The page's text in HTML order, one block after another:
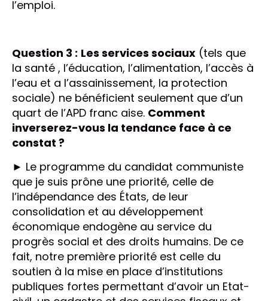
l’emploi.
Question 3 : Les services sociaux (tels que
la santé , l’éducation, l’alimentation, l’accès à
l’eau et a l’assainissement, la protection
sociale) ne bénéficient seulement que d’un
quart de l’APD franc aise. Comment
inverserez-vous la tendance face à ce
constat ?
► Le programme du candidat communiste
que je suis prône une priorité, celle de
l’indépendance des États, de leur
consolidation et au développement
économique endogène au service du
progrès social et des droits humains. De ce
fait, notre première priorité est celle du
soutien à la mise en place d’institutions
publiques fortes permettant d’avoir un Etat-